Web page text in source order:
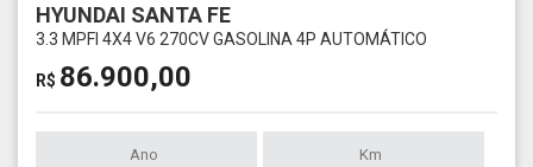
HYUNDAI SANTA FE
3.3 MPFI 4X4 V6 270CV GASOLINA 4P AUTOMÁTICO
R$ 86.900,00
Ano Km